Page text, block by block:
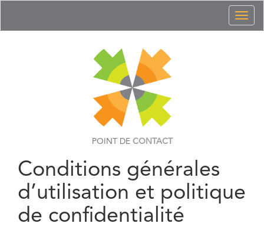
POINT DE CONTACT
Conditions générales
d’utilisation et politique
de confidentialité